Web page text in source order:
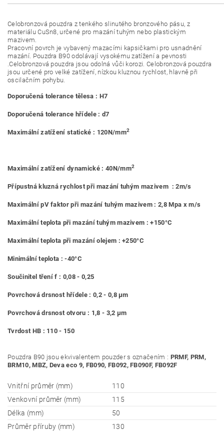
Celobronzová pouzdra z tenkého slinutého bronzového pásu, z
materiálu CuSn8, určené pro mazání tuhým nebo plastickým
mazivem.
Pracovní povrch je vybavený mazacími kapsičkami pro usnadnění
mazání. Pouzdra B90 odolávají vysokému zatížení a pevnosti
.Celobronzová pouzdra jsou odolná vůči korozi. Celobronzová pouzdra
jsou určené pro velké zatížení, nízkou kluznou rychlost, hlavně při
oscilačním pohybu.
Doporučená tolerance tělesa : H7
Doporučená tolerance hřídele : d7
Maximální zatížení statické : 120N/mm2
Maximální zatížení dynamické : 40N/mm2
Přípustná kluzná rychlost při mazání tuhým mazivem : 2m/s
Maximální pV faktor při mazání tuhým mazivem : 2,8 Mpa x m/s
Maximální teplota při mazání tuhým mazivem : +150°C
Maximální teplota při mazání olejem : +250°C
Minimální teplota : -40°C
Součinitel tření f : 0,08 - 0,25
Povrchová drsnost hřídele : 0,2 - 0,8 μm
Povrchová drsnost otvoru : 1,8 - 3,2 μm
Tvrdost HB : 110 - 150
Pouzdra B90 jsou ekvivalentem pouzder s označením : PRMF, PRM,
BRM10, MBZ, Deva eco 9, FB090, FB092, FB090F, FB092F
Vnitřní průměr (mm)
110
Venkovní průměr (mm)
115
Délka (mm)
50
Průměr příruby (mm)
130